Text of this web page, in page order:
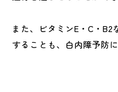
また、ビタミンE・C・
することも、白内障予防